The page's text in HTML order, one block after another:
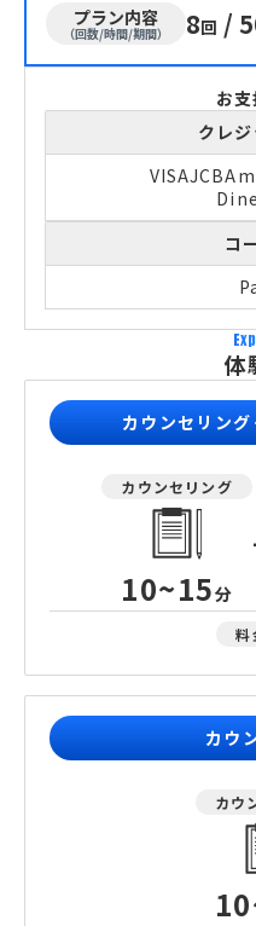
プラン内容
（回数/時間/期間） 8回 /
お
クレ
VISAJCB
コ
体
カウンセリン
カウンセリング
10~15分
料
カウ
カウ